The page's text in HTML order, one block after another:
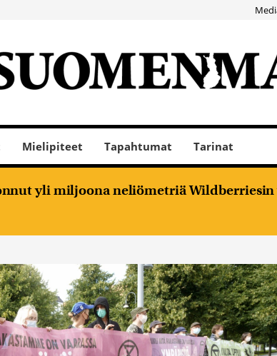
Mielipiteet Tapahtumat Tarinat
yli miljoona neliömetriä Wildberriesin